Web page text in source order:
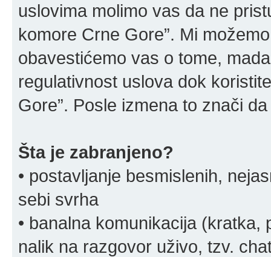
uslovima molimo vas da ne
komore Crne Gore”. Mi
obavestićemo vas o tome,
regulativnost uslova dok
Gore”. Posle izmena to znači
Šta je zabranjeno?
• postavljanje besmislenih,
sebi svrha
• banalna komunikacija
nalik na razgovor uživo, tzv.